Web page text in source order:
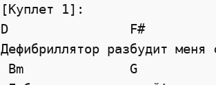
[Куплет 1]:
D
F#
Дефибриллятор разбудит меня
Bm
G